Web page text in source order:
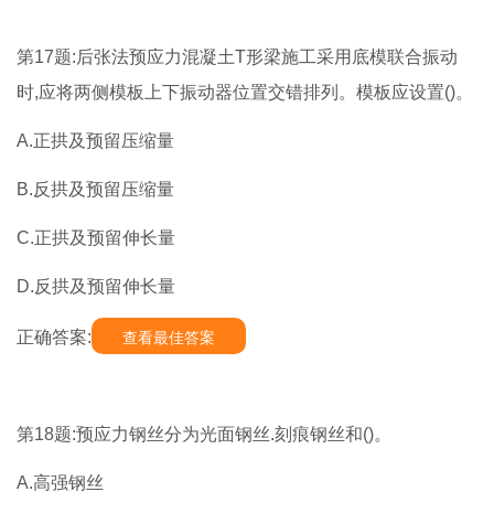
第17题:后张法预应力混凝土T形梁施工采用底模联合振动
时,应将两侧模板上下振动器位置交错排列。模板应设置()。
A.正拱及预留压缩量
B.反拱及预留压缩量
C.正拱及预留伸长量
D.反拱及预留伸长量
正确答案: 查看最佳答案
第18题:预应力钢丝分为光面钢丝.刻痕钢丝和()。
A.高强钢丝